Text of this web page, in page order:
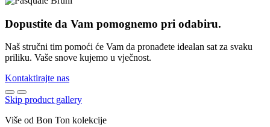
Dopustite da Vam pomognemo pri odabiru.
Naš stručni tim pomoći će Vam da pronađete idealan sat za svaku
priliku. Vaše snove kujemo u vječnost.
Kontaktirajte nas
Skip product gallery
Više od Bon Ton kolekcije